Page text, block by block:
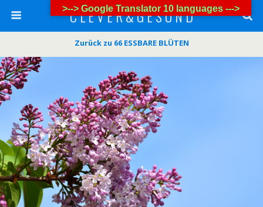
C L E V E R & G E S U N D
Zurück zu 66 ESSBARE BLÜTEN
>--> Google Translator 10 languages --->